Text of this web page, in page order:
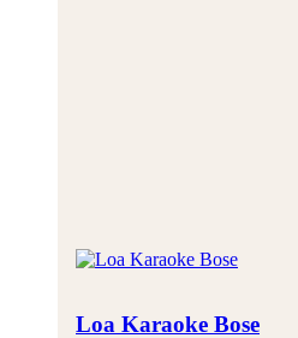
Loa Karaoke Bose